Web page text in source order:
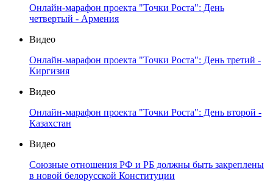
Онлайн-марафон проекта "Точки Роста": День
четвертый - Армения
Видео
Онлайн-марафон проекта "Точки Роста": День третий -
Киргизия
Видео
Онлайн-марафон проекта "Точки Роста": День второй -
Казахстан
Видео
Союзные отношения РФ и РБ должны быть закреплены
в новой белорусской Конституции